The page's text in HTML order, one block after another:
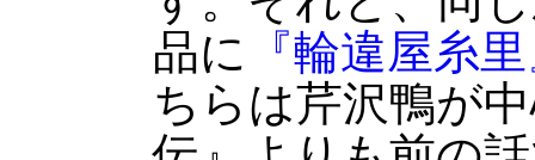
品に 『輪違屋糸
ちらは芹沢鴨が